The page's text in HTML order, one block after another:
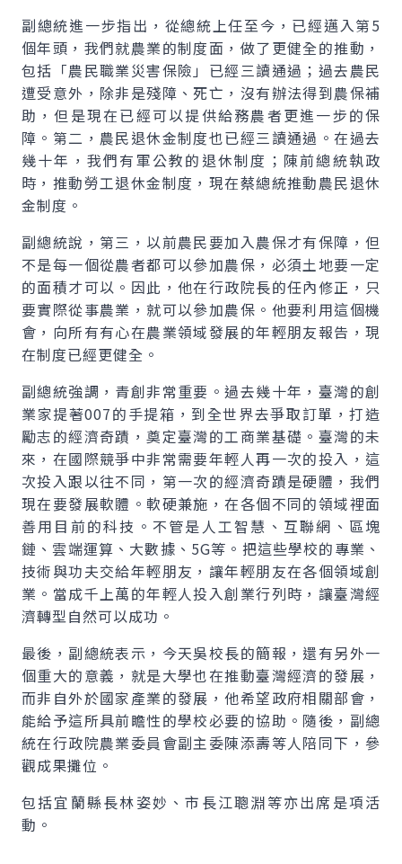
副總統進一步指出，從總統上任至今，已經邁入第5
個年頭，我們就農業的制度面，做了更健全的推動，
包括「農民職業災害保險」已經三讀通過；過去農民
遭受意外，除非是殘障、死亡，沒有辦法得到農保補
助，但是現在已經可以提供給務農者更進一步的保
障。第二，農民退休金制度也已經三讀通過。在過去
幾十年，我們有軍公教的退休制度；陳前總統執政
時，推動勞工退休金制度，現在蔡總統推動農民退休
金制度。
副總統說，第三，以前農民要加入農保才有保障，但
不是每一個從農者都可以參加農保，必須土地要一定
的面積才可以。因此，他在行政院長的任內修正，只
要實際從事農業，就可以參加農保。他要利用這個機
會，向所有有心在農業領域發展的年輕朋友報告，現
在制度已經更健全。
副總統強調，青創非常重要。過去幾十年，臺灣的創
業家提著007的手提箱，到全世界去爭取訂單，打造
勵志的經濟奇蹟，奠定臺灣的工商業基礎。臺灣的未
來，在國際競爭中非常需要年輕人再一次的投入，這
次投入跟以往不同，第一次的經濟奇蹟是硬體，我們
現在要發展軟體。軟硬兼施，在各個不同的領域裡面
善用目前的科技。不管是人工智慧、互聯網、區塊
鏈、雲端運算、大數據、5G等。把這些學校的專業、
技術與功夫交給年輕朋友，讓年輕朋友在各個領域創
業。當成千上萬的年輕人投入創業行列時，讓臺灣經
濟轉型自然可以成功。
最後，副總統表示，今天吳校長的簡報，還有另外一
個重大的意義，就是大學也在推動臺灣經濟的發展，
而非自外於國家產業的發展，他希望政府相關部會，
能給予這所具前瞻性的學校必要的協助。隨後，副總
統在行政院農業委員會副主委陳添壽等人陪同下，參
觀成果攤位。
包括宜蘭縣長林姿妙、市長江聰淵等亦出席是項活
動。